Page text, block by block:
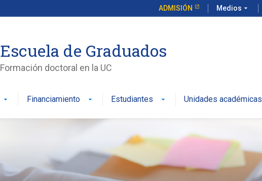
ADMISIÓN Medios arrow_drop_down
Escuela de Graduados
Formación doctoral en la UC
Financiamiento Estudiantes Unidades académicas